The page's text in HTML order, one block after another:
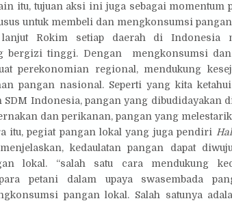
itu, tujuan aksi ini juga sebagai momentum
untuk membeli dan mengkonsumsi
lanjut Rokim setiap daerah di Indonesia
bergizi tinggi. Dengan
mengkonsumsi
perekonomian regional, mendukung
pangan nasional. Seperti yang kita
SDM Indonesia, pangan yang dibudidayakan
dan perikanan, pangan yang
itu, pegiat pangan lokal yang juga pendiri
kedaulatan pangan dapat
lokal. “salah satu cara mendukung
petani dalam upaya swasembada
pangan lokal. Salah satunya